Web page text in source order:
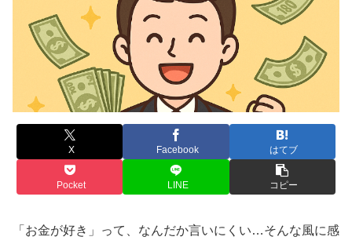
X Facebook はてブ
Pocket LINE コピー
「お金が好き」って、なんだか言いにくい…そんな風に感